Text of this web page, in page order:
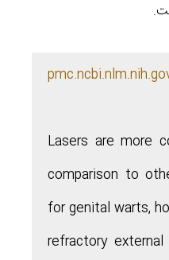
Lasers are more
comparison to
for genital warts,
refractory